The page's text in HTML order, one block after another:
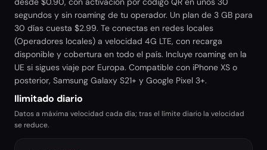
segundos y sin roaming de tu operador. Un plan de 3 GB para
30 días cuesta $2.99. Te conectas en redes locales
(Operadores locales) a velocidad 4G LTE, con recarga
disponible y cobertura en todo el país. Incluye roaming en la
UE si sigues viaje por Europa. Compatible con iPhone XS o
posterior, Samsung Galaxy S21+ y Google Pixel 3+.
Ilimitado diario
Datos a máxima velocidad cada día; tras el límite diario la velocidad
se reduce.